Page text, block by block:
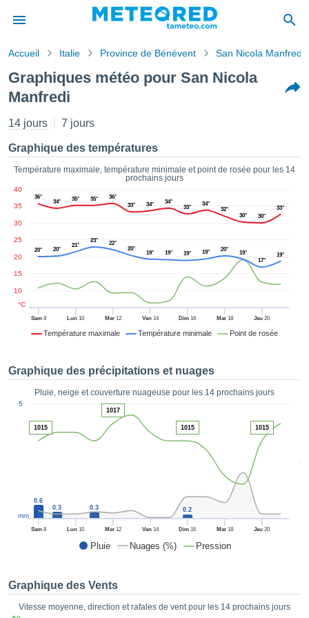
de
a
des
en
les
les
des
par le
de
sur
ACCEPTER
CONTINUER
Accueil Italie Province de Bénévent San Nicola Manfredi
Graphiques météo pour San Nicola
Manfredi
14 jours 7 jours
Graphique des températures
Température maximale, température minimale et point de rosée pour les 14
prochains jours
Température maximale Température minimale Point de rosée
Sam8 Lun 10 Mer12 Ven14 Dim 16 Mar18 Jeu 20
10
15
20
25
30
35
40
°C
36°
34° 35° 35°
36°
33°
34°
34°
33°
34°
32°
30°
30°
33°
20° 20°
21°
23°
22°
20°
19° 19° 19° 19° 20°
19°
17°
19°
Graphique des précipitations et nuages
Pluie, neige et couverture nuageuse pour les 14 prochains jours
Pluie Nuages (%) Pression
50
Sam8 Lun 10 Mer12 Ven14 Dim 16 Mar18 Jeu 20
5
mm
0.6
0.3
0.3 0.2
1015
1017
1015 1015
Graphique des Vents
Vitesse moyenne, direction et rafales de vent pour les 14 prochains jours